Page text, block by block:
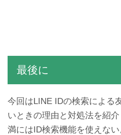
最後に
今回はLINE IDの検索による
いときの理由と対処法を紹
満にはID検索機能を使えない